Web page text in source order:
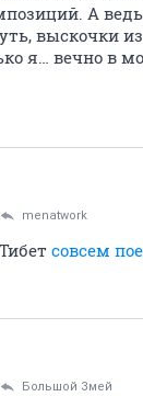
А
выскочки
я… вечно в
menatwork
совсем
Большой Змей